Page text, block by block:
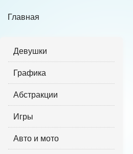
Главная
Девушки
Графика
Абстракции
Игры
Авто и мото